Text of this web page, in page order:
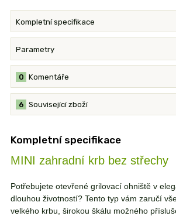
Kompletní specifikace
Parametry
Komentáře
0
Související zboží
6
Kompletní specifikace
MINI zahradní krb bez střechy
Potřebujete otevřené grilovací ohniště v
dlouhou životností? Tento typ vám zaručí
velkého krbu, širokou škálu možného